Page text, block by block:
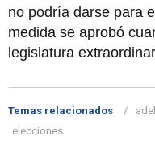
no podría darse para
medida se aprobó
legislatura
Temas relacionados
elecciones